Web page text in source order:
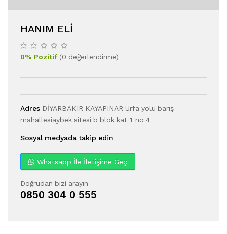
HANIM ELI
0% Pozitif(0 değerlendirme)
Adres DİYARBAKIR KAYAPINAR Urfa yolu barış
mahallesiaybek sitesi b blok kat 1 no 4
Sosyal medyada takip edin
Whatsapp İle İletişime Geç
Doğrudan bizi arayın
0850 304 0 555